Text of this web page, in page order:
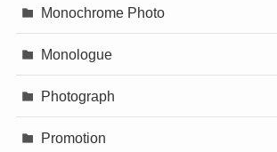
Monochrome Photo
Monologue
Photograph
Promotion